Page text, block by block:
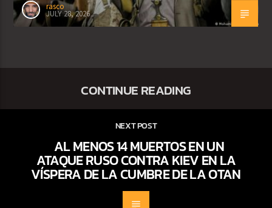
rasco
JULY 28, 2026
CONTINUE READING
NEXT POST
AL MENOS 14 MUERTOS EN UN
ATAQUE RUSO CONTRA KIEV EN LA
VÍSPERA DE LA CUMBRE DE LA OTAN